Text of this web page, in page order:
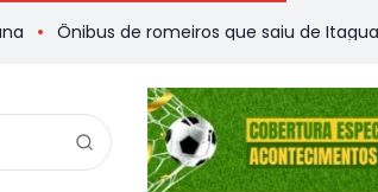
de romeiros que saiu de Itaguaçu